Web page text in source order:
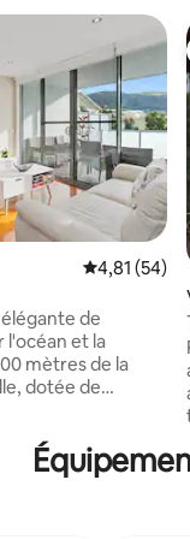
Évaluation
4,81 (54)
de
l'océan et la
mètres de la
dotée de
élégante idéale
tout le confort